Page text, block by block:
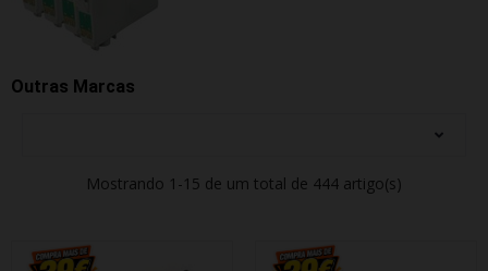
Outras Marcas
Mostrando 1-15 de um total de 444 artigo(s)